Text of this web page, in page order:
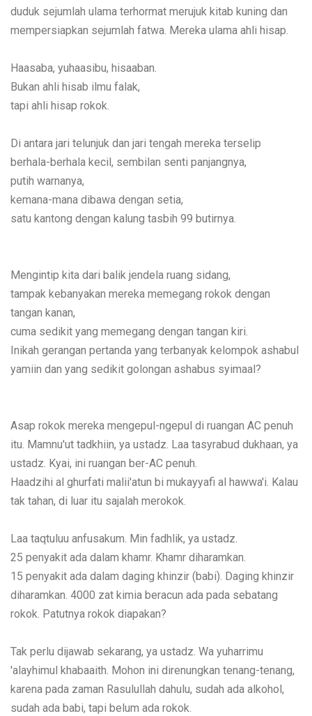
duduk sejumlah ulama terhormat merujuk kitab kuning dan
mempersiapkan sejumlah fatwa. Mereka ulama ahli hisap.
Haasaba, yuhaasibu, hisaaban.
Bukan ahli hisab ilmu falak,
tapi ahli hisap rokok.
Di antara jari telunjuk dan jari tengah mereka terselip
berhala-berhala kecil, sembilan senti panjangnya,
putih warnanya,
kemana-mana dibawa dengan setia,
satu kantong dengan kalung tasbih 99 butirnya.
Mengintip kita dari balik jendela ruang sidang,
tampak kebanyakan mereka memegang rokok dengan
tangan kanan,
cuma sedikit yang memegang dengan tangan kiri.
Inikah gerangan pertanda yang terbanyak kelompok ashabul
yamiin dan yang sedikit golongan ashabus syimaal?
Asap rokok mereka mengepul-ngepul di ruangan AC penuh
itu. Mamnu'ut tadkhiin, ya ustadz. Laa tasyrabud dukhaan, ya
ustadz. Kyai, ini ruangan ber-AC penuh.
Haadzihi al ghurfati malii'atun bi mukayyafi al hawwa'i. Kalau
tak tahan, di luar itu sajalah merokok.
Laa taqtuluu anfusakum. Min fadhlik, ya ustadz.
25 penyakit ada dalam khamr. Khamr diharamkan.
15 penyakit ada dalam daging khinzir (babi). Daging khinzir
diharamkan. 4000 zat kimia beracun ada pada sebatang
rokok. Patutnya rokok diapakan?
Tak perlu dijawab sekarang, ya ustadz. Wa yuharrimu
'alayhimul khabaaith. Mohon ini direnungkan tenang-tenang,
karena pada zaman Rasulullah dahulu, sudah ada alkohol,
sudah ada babi, tapi belum ada rokok.